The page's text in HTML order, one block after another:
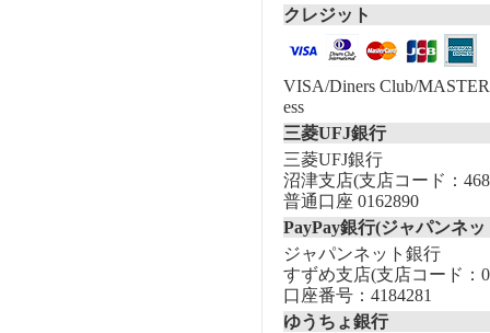
クレジット
VISA/Diners Club/
ess
三菱UFJ銀行
三菱UFJ銀行
沼津支店(支店コード：
普通口座 0162890
PayPay銀行(ジャパンネ
ジャパンネット銀行
すずめ支店(支店コード：
口座番号：4184281
ゆうちょ銀行